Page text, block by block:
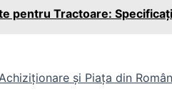
pentru Tractoare:
și Piața din